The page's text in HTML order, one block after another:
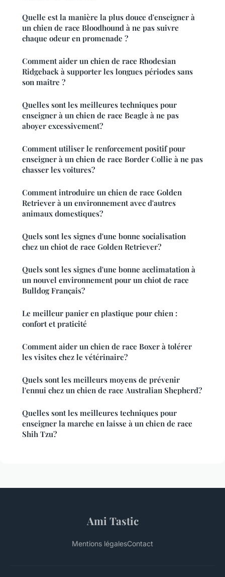
Quelle est la manière la plus douce d'enseigner à
un chien de race Bloodhound à ne pas suivre
chaque odeur en promenade ?
Comment aider un chien de race Rhodesian
Ridgeback à supporter les longues périodes sans
son maître ?
Quelles sont les meilleures techniques pour
enseigner à un chien de race Beagle à ne pas
aboyer excessivement?
Comment utiliser le renforcement positif pour
enseigner à un chien de race Border Collie à ne pas
chasser les voitures?
Comment introduire un chien de race Golden
Retriever à un environnement avec d'autres
animaux domestiques?
Quels sont les signes d'une bonne socialisation
chez un chiot de race Golden Retriever?
Quels sont les signes d'une bonne acclimatation à
un nouvel environnement pour un chiot de race
Bulldog Français?
Le meilleur panier en plastique pour chien :
confort et praticité
Comment aider un chien de race Boxer à tolérer
les visites chez le vétérinaire?
Quels sont les meilleurs moyens de prévenir
l'ennui chez un chien de race Australian Shepherd?
Quelles sont les meilleures techniques pour
enseigner la marche en laisse à un chien de race
Shih Tzu?
Ami Tastic
Mentions légalesContact